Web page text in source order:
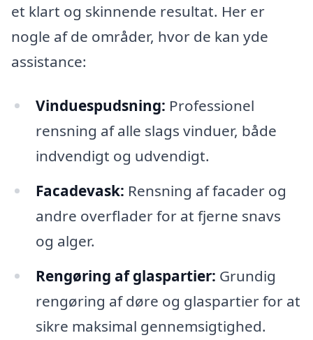
et klart og skinnende resultat. Her er
nogle af de områder, hvor de kan yde
assistance:
Vinduespudsning: Professionel
rensning af alle slags vinduer, både
indvendigt og udvendigt.
Facadevask: Rensning af facader og
andre overflader for at fjerne snavs
og alger.
Rengøring af glaspartier: Grundig
rengøring af døre og glaspartier for at
sikre maksimal gennemsigtighed.